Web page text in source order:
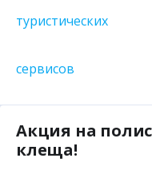
Акция на полис
клеща!